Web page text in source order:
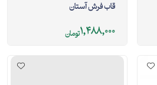
قاب فرش آستان
1,488,000تومان